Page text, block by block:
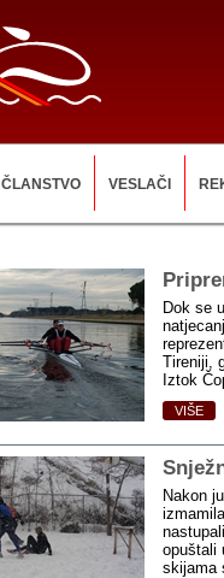
ČLANSTVO VESLAČI
Dok se
Tireniji,
Iztok
VIŠE
Nakon
opuštali
skijama